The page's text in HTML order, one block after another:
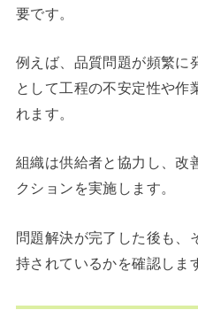
要です。
例えば、品質問題が頻繁に
として工程の不安定性や作
れます。
組織は供給者と協力し、改
クションを実施します。
問題解決が完了した後も、
持されているかを確認しま